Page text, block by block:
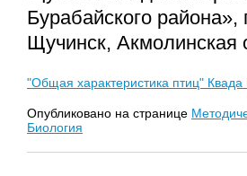
Бурабайского района»,
Щучинск, Акмолинская
"Общая характеристика птиц" Квада
Опубликовано на странице
Биология